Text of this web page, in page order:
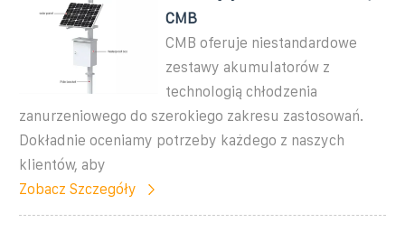
CMB
CMB oferuje niestandardowe
zestawy akumulatorów z
technologią chłodzenia
zanurzeniowego do szerokiego zakresu zastosowań.
Dokładnie oceniamy potrzeby każdego z naszych
klientów, aby
Zobacz Szczegóły